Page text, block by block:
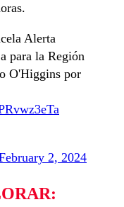
Alerta
para la Región
O'Higgins por
2, 2024